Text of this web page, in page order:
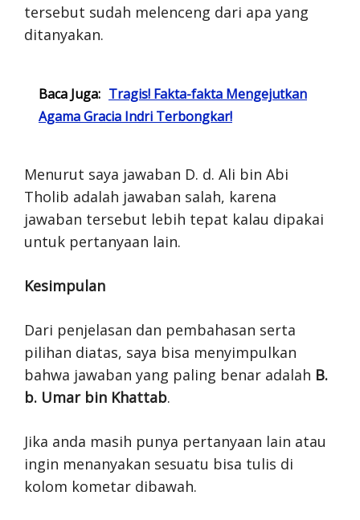
tersebut sudah melenceng dari apa yang
ditanyakan.
Baca Juga: Tragis! Fakta-fakta Mengejutkan
Agama Gracia Indri Terbongkar!
Menurut saya jawaban D. d. Ali bin Abi
Tholib adalah jawaban salah, karena
jawaban tersebut lebih tepat kalau dipakai
untuk pertanyaan lain.
Kesimpulan
Dari penjelasan dan pembahasan serta
pilihan diatas, saya bisa menyimpulkan
bahwa jawaban yang paling benar adalah B.
b. Umar bin Khattab.
Jika anda masih punya pertanyaan lain atau
ingin menanyakan sesuatu bisa tulis di
kolom kometar dibawah.